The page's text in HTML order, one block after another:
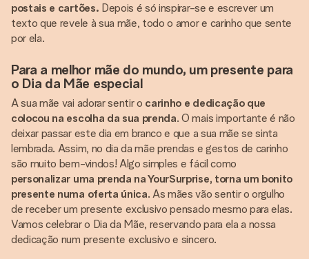
postais e cartões. Depois é só inspirar-se e escrever um
texto que revele à sua mãe, todo o amor e carinho que sente
por ela.
Para a melhor mãe do mundo, um presente para
o Dia da Mãe especial
A sua mãe vai adorar sentir o carinho e dedicação que
colocou na escolha da sua prenda. O mais importante é não
deixar passar este dia em branco e que a sua mãe se sinta
lembrada. Assim, no dia da mãe prendas e gestos de carinho
são muito bem-vindos! Algo simples e fácil como
personalizar uma prenda na YourSurprise, torna um bonito
presente numa oferta única. As mães vão sentir o orgulho
de receber um presente exclusivo pensado mesmo para elas.
Vamos celebrar o Dia da Mãe, reservando para ela a nossa
dedicação num presente exclusivo e sincero.